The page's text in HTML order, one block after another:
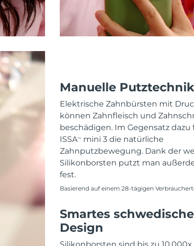
Manuelle Putztechnik
Elektrische Zahnbürsten mit
können Zahnfleisch und
beschädigen. Im Gegensatz dazu
ISSATM
mini 3 die natürliche
Zahnputzbewegung. Dank der
Silikonborsten putzt man
fest.
Basierend auf einem 28-tägigen
Smartes
Design